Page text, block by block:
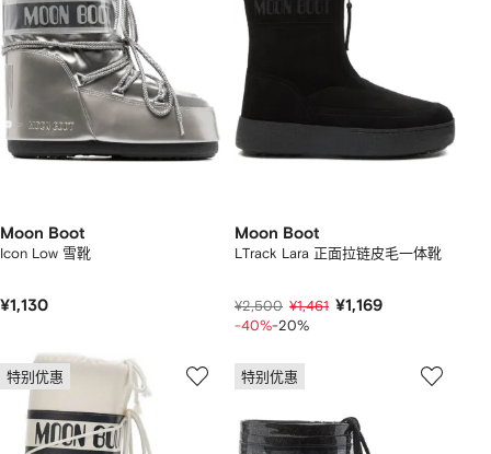
Moon Boot
Icon Low 雪靴
¥1,130
Moon Boot
LTrack Lara 正面拉链皮毛一体靴
¥2,500 ¥1,461 ¥1,169
-40%-20%
特别优惠 特别优惠